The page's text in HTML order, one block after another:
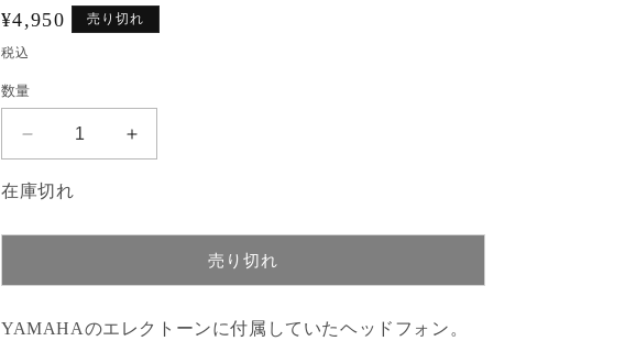
通
常
価
格
¥4,950 売り切れ
税込
数量
YAMAHA
レ
ヘ
YAMAHA
ヘ
在庫切れ
売り切れ
YAMAHAのエレクトーンに付属していたヘッドフォン。